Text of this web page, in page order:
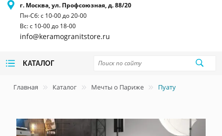
г. Москва, ул. Профсоюзная, д. 88/20
Пн-Сб: с 10-00 до 20-00
Вс: с 10-00 до 18-00
info@keramogranitstore.ru
КАТАЛОГ
Главная Каталог Мечты о Париже Пуату